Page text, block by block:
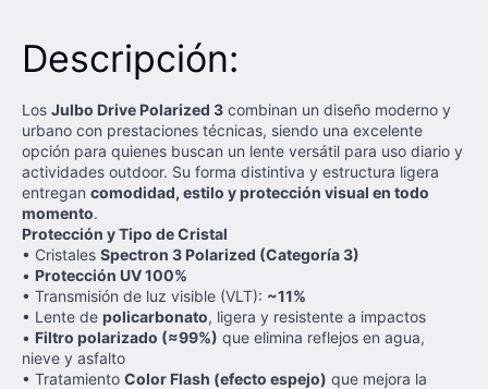
Descripción:
Los Julbo Drive Polarized 3 combinan un diseño moderno y
urbano con prestaciones técnicas, siendo una excelente
opción para quienes buscan un lente versátil para uso diario y
actividades outdoor. Su forma distintiva y estructura ligera
entregan comodidad, estilo y protección visual en todo
momento.
Protección y Tipo de Cristal
• Cristales Spectron 3 Polarized (Categoría 3)
• Protección UV 100%
• Transmisión de luz visible (VLT): ~11%
• Lente de policarbonato, ligera y resistente a impactos
• Filtro polarizado (≈99%) que elimina reflejos en agua,
nieve y asfalto
• Tratamiento Color Flash (efecto espejo) que mejora la